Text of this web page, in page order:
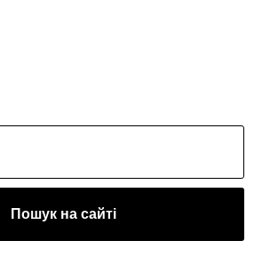
Пошук на сайті